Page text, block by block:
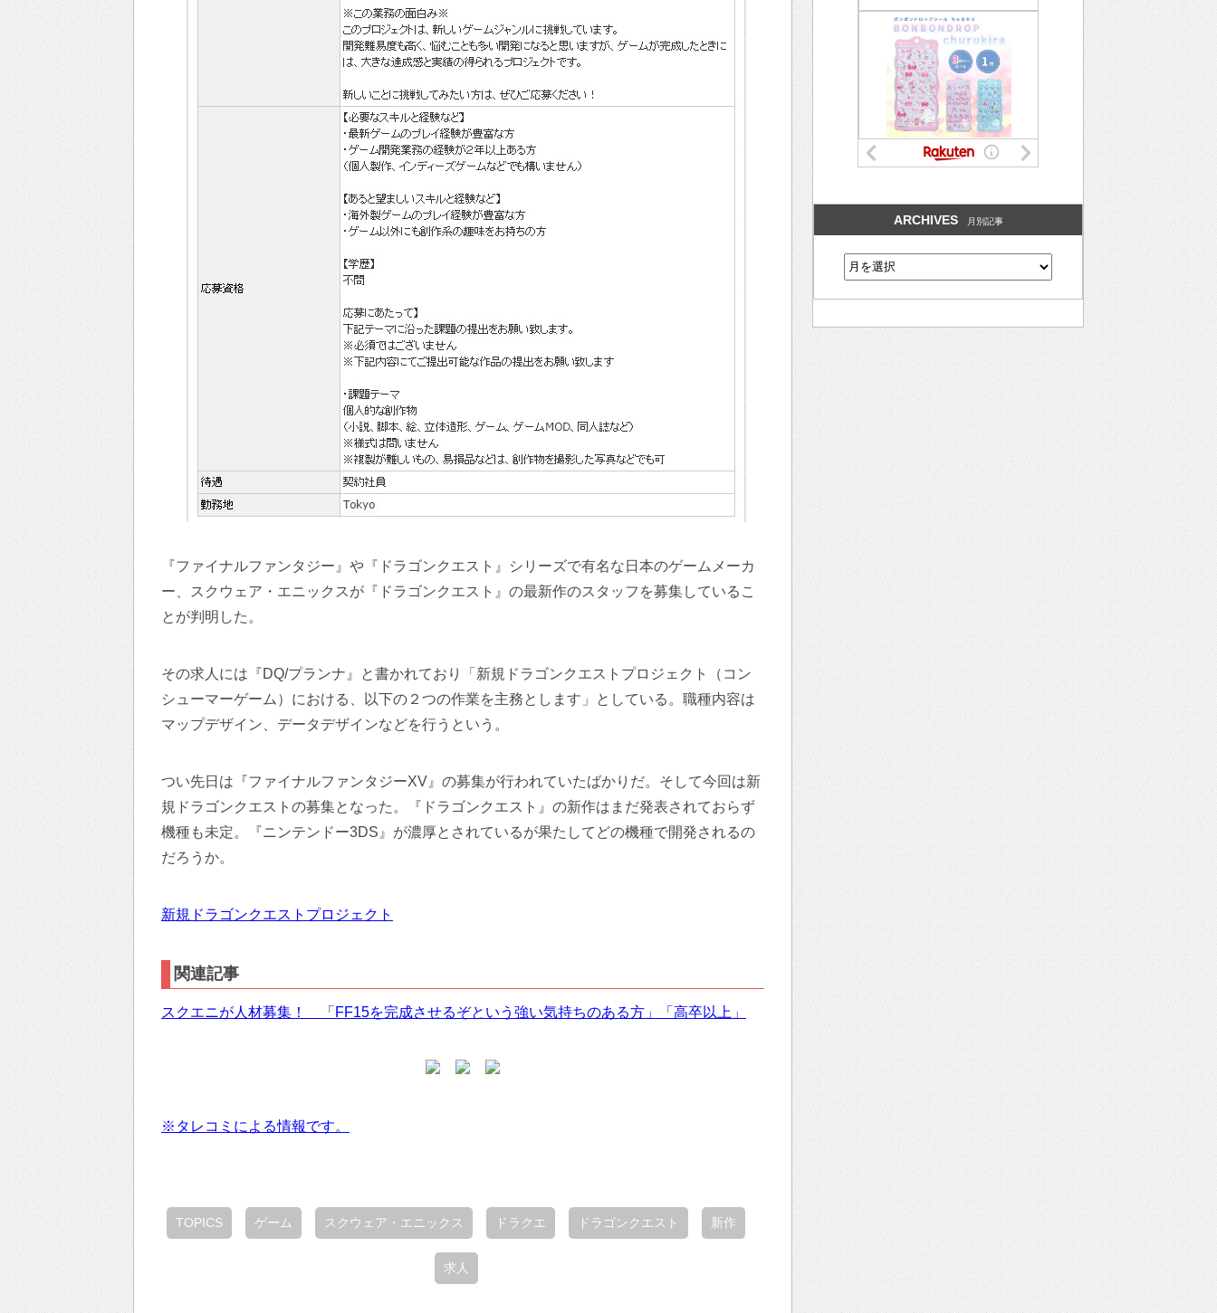
『ファイナルファンタジー』や『ドラゴンクエスト』シリーズで有名な日本のゲームメーカ
ー、スクウェア・エニックスが『ドラゴンクエスト』の最新作のスタッフを募集しているこ
とが判明した。
その求人には『DQ/プランナ』と書かれており「新規ドラゴンクエストプロジェクト（コン
シューマーゲーム）における、以下の２つの作業を主務とします」としている。職種内容は
マップデザイン、データデザインなどを行うという。
つい先日は『ファイナルファンタジーXV』の募集が行われていたばかりだ。そして今回は新
規ドラゴンクエストの募集となった。『ドラゴンクエスト』の新作はまだ発表されておらず
機種も未定。『ニンテンドー3DS』が濃厚とされているが果たしてどの機種で開発されるの
だろうか。
新規ドラゴンクエストプロジェクト
関連記事
スクエニが人材募集！ 「FF15を完成させるぞという強い気持ちのある方」「高卒以上」
※タレコミによる情報です。
TOPICS ゲーム スクウェア・エニックス ドラクエ ドラゴンクエスト 新作
求人
ARCHIVES 月別記事